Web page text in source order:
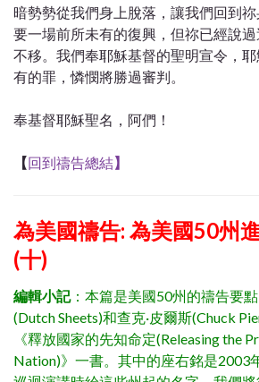
暗勢勢從我們身上脫落，讓我們回到
要一場前所未有的復興，但祢已經說
不移。我們奉耶穌基督的聖明宣令，
有的罪，憐憫將勝過審判。
奉基督耶穌聖名，阿們！
【回到禱告總結】
為美國禱告: 為美國50州
(十)
編輯小記：本篇是美國50州的禱告要
(Dutch Sheets)和查克·皮爾斯(Chuck
《釋放國家的先知命定(Releasing the
Nation)》一書。其中的座右銘是2003